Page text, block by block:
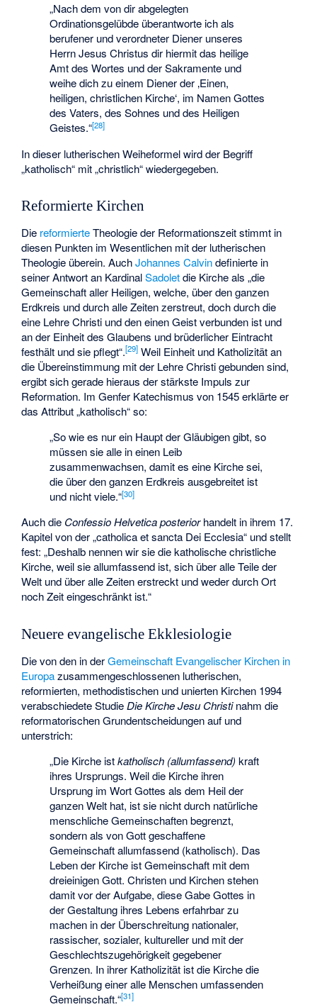
„Nach dem von dir abgelegten
Ordinationsgelübde überantworte ich als
berufener und verordneter Diener unseres
Herrn Jesus Christus dir hiermit das heilige
Amt des Wortes und der Sakramente und
weihe dich zu einem Diener der ‚Einen,
heiligen, christlichen Kirche‘, im Namen Gottes
des Vaters, des Sohnes und des Heiligen
Geistes.“[28]
In dieser lutherischen Weiheformel wird der Begriff
„katholisch“ mit „christlich“ wiedergegeben.
Reformierte Kirchen
Die reformierteTheologie der Reformationszeit stimmt in
diesen Punkten im Wesentlichen mit der lutherischen
Theologie überein. AuchJohannes Calvindefinierte in
seiner Antwort an KardinalSadoletdie Kirche als „die
Gemeinschaft aller Heiligen, welche, über den ganzen
Erdkreis und durch alle Zeiten zerstreut, doch durch die
eine Lehre Christi und den einen Geist verbunden ist und
an der Einheit des Glaubens und brüderlicher Eintracht
festhält und sie pflegt“.[29] Weil Einheit und Katholizität an
die Übereinstimmung mit der Lehre Christi gebunden sind,
ergibt sich gerade hieraus der stärkste Impuls zur
Reformation. Im Genfer Katechismus von 1545 erklärte er
das Attribut „katholisch“ so:
„So wie es nur ein Haupt der Gläubigen gibt, so
müssen sie alle in einen Leib
zusammenwachsen, damit es eine Kirche sei,
die über den ganzen Erdkreis ausgebreitet ist
und nicht viele.“[30]
Auch die Confessio Helvetica posteriorhandelt in ihrem 17.
Kapitel von der „catholica et sancta Dei Ecclesia“ und stellt
fest: „Deshalb nennen wir sie die katholische christliche
Kirche, weil sie allumfassend ist, sich über alle Teile der
Welt und über alle Zeiten erstreckt und weder durch Ort
noch Zeit eingeschränkt ist.“
Neuere evangelische Ekklesiologie
Die von den in derGemeinschaft Evangelischer Kirchen in
Europazusammengeschlossenen lutherischen,
reformierten, methodistischen und unierten Kirchen 1994
verabschiedete StudieDie Kirche Jesu Christinahm die
reformatorischen Grundentscheidungen auf und
unterstrich:
„Die Kirche istkatholisch (allumfassend)kraft
ihres Ursprungs. Weil die Kirche ihren
Ursprung im Wort Gottes als dem Heil der
ganzen Welt hat, ist sie nicht durch natürliche
menschliche Gemeinschaften begrenzt,
sondern als von Gott geschaffene
Gemeinschaft allumfassend (katholisch). Das
Leben der Kirche ist Gemeinschaft mit dem
dreieinigen Gott. Christen und Kirchen stehen
damit vor der Aufgabe, diese Gabe Gottes in
der Gestaltung ihres Lebens erfahrbar zu
machen in der Überschreitung nationaler,
rassischer, sozialer, kultureller und mit der
Geschlechtszugehörigkeit gegebener
Grenzen. In ihrer Katholizität ist die Kirche die
Verheißung einer alle Menschen umfassenden
Gemeinschaft.“[31]